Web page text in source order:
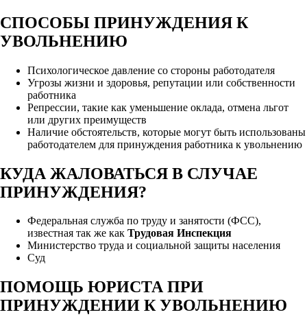
СПОСОБЫ ПРИНУЖДЕНИЯ К
УВОЛЬНЕНИЮ
Психологическое давление со стороны работодателя
Угрозы жизни и здоровья, репутации или собственности
работника
Репрессии, такие как уменьшение оклада, отмена льгот
или других преимуществ
Наличие обстоятельств, которые могут быть использованы
работодателем для принуждения работника к увольнению
КУДА ЖАЛОВАТЬСЯ В СЛУЧАЕ
ПРИНУЖДЕНИЯ?
Федеральная служба по труду и занятости (ФСС),
известная так же как Трудовая Инспекция
Министерство труда и социальной защиты населения
Суд
ПОМОЩЬ ЮРИСТА ПРИ
ПРИНУЖДЕНИИ К УВОЛЬНЕНИЮ